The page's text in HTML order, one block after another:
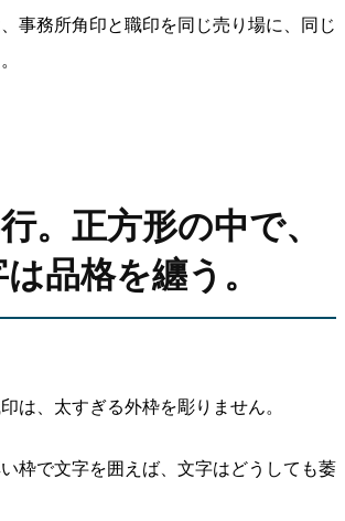
事務所角印と職印を同じ売り場に、同じ
。正方形の中で、
品格を纏う。
は、太すぎる外枠を彫りません。
枠で文字を囲えば、文字はどうしても萎